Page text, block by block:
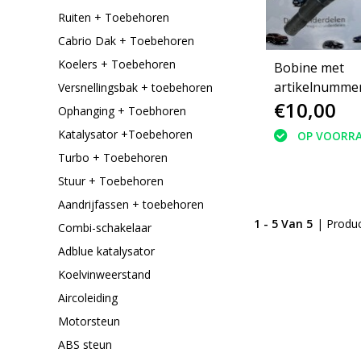
Ruiten + Toebehoren
Cabrio Dak + Toebehoren
Koelers + Toebehoren
Versnellingsbak + toebehoren
Ophanging + Toebhoren
Katalysator +Toebehoren
Turbo + Toebehoren
Stuur + Toebehoren
Aandrijfassen + toebehoren
Combi-schakelaar
Adblue katalysator
Koelvinweerstand
Aircoleiding
Motorsteun
ABS steun
Bobine met
9807841880
CC 1.6
€10,00
OP
1 - 5 Van 5 |